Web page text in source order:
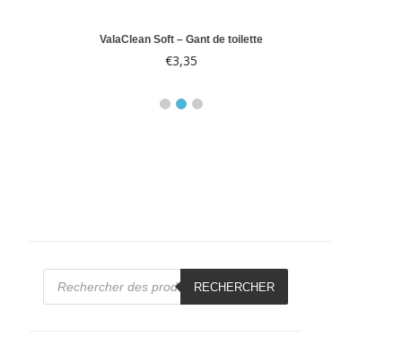
ValaClean Soft – Gant de toilette
€3,35
Recherche
RECHERCHER